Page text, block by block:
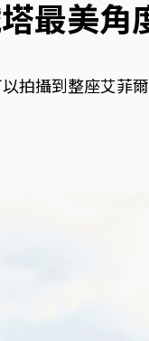
最美角
拍攝到整座艾菲